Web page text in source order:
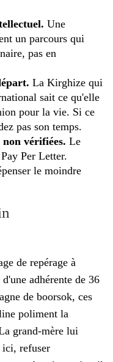
Une
un parcours qui
pas en
La Kirghize qui
sait ce qu'elle
pour la vie. Si ce
pas son temps.
vérifiées. Le
Per Letter.
le moindre
de repérage à
adhérente de 36
de boorsok, ces
poliment la
grand-mère lui
ici, refuser